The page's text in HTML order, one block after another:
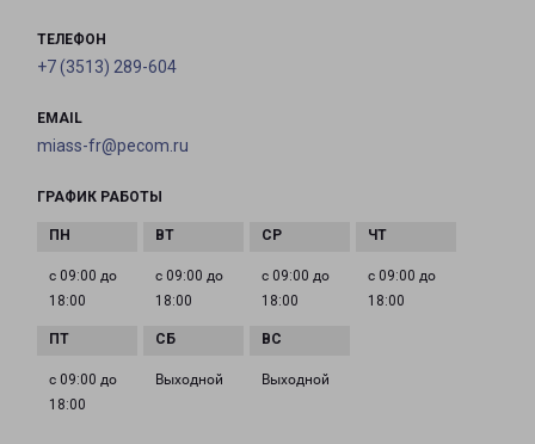
ТЕЛЕФОН
+7 (3513) 289-604
EMAIL
miass-fr@pecom.ru
ГРАФИК РАБОТЫ
с 09:00 до
18:00
с 09:00 до
18:00
с 09:00 до
18:00
с 09:00 до
18:00
с 09:00 до
18:00
Выходной Выходной